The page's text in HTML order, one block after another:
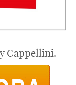
Cappellini.